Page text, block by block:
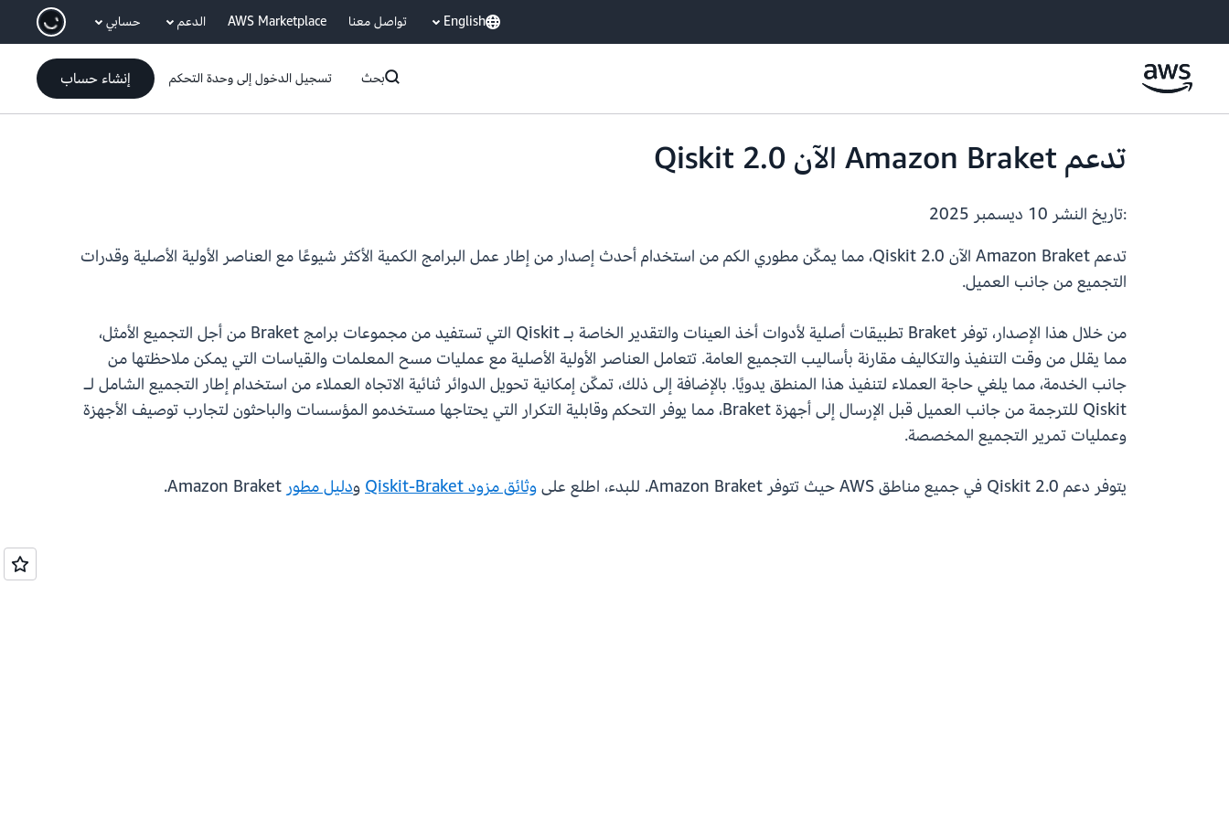
انتقل إلى المحتوى الرئيسي English تواصل معنا AWS Marketplace الدعم حسابي
بحث تسجيل الدخول إلى وحدة التحكم إنشاء حساب
تدعم Amazon Braket الآن Qiskit 2.0
:تاريخ النشر
تدعم Amazon Braket الآن Qiskit 2.0، مما يمكّن مطوري الكم من استخدام أحدث إصدار من إطار عمل البرامج الكمية الأكثر شيوعًا مع العناصر الأولية الأصلية وقدرات
التجميع من جانب العميل.
من خلال هذا الإصدار، توفر Braket تطبيقات أصلية لأدوات أخذ العينات والتقدير الخاصة بـ Qiskit التي تستفيد من مجموعات برامج Braket من أجل التجميع الأمثل،
مما يقلل من وقت التنفيذ والتكاليف مقارنة بأساليب التجميع العامة. تتعامل العناصر الأولية الأصلية مع عمليات مسح المعلمات والقياسات التي يمكن ملاحظتها من
جانب الخدمة، مما يلغي حاجة العملاء لتنفيذ هذا المنطق يدويًا. بالإضافة إلى ذلك، تمكّن إمكانية تحويل الدوائر ثنائية الاتجاه العملاء من استخدام إطار التجميع الشامل لـ
Qiskit للترجمة من جانب العميل قبل الإرسال إلى أجهزة Braket، مما يوفر التحكم وقابلية التكرار التي يحتاجها مستخدمو المؤسسات والباحثون لتجارب توصيف الأجهزة
وعمليات تمرير التجميع المخصصة.
يتوفر دعم Qiskit 2.0 في جميع مناطق AWS حيث تتوفر Amazon Braket. للبدء، اطلع على وثائق مزود Qiskit-Braket ودليل مطور